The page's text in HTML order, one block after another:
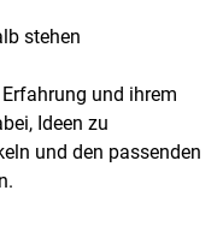
stehen
und ihrem
Ideen zu
und den passenden